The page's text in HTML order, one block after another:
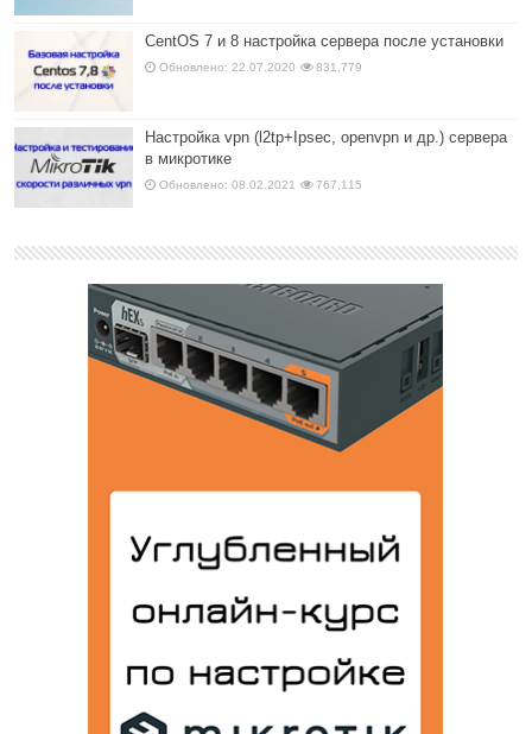
CentOS 7 и 8 настройка сервера после установки
Обновлено: 22.07.2020 831,779
Настройка vpn (l2tp+Ipsec, openvpn и др.) сервера
в микротике
Обновлено: 08.02.2021 767,115